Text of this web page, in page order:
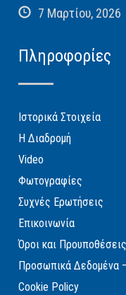
7 Μαρτίου, 2026
Πληροφορίες
Ιστορικά Στοιχεία
Η Διαδρομή
Video
Φωτογραφίες
Συχνές Ερωτήσεις
Επικοινωνία
Όροι και
Προσωπικά Δεδομένα
Cookie Policy